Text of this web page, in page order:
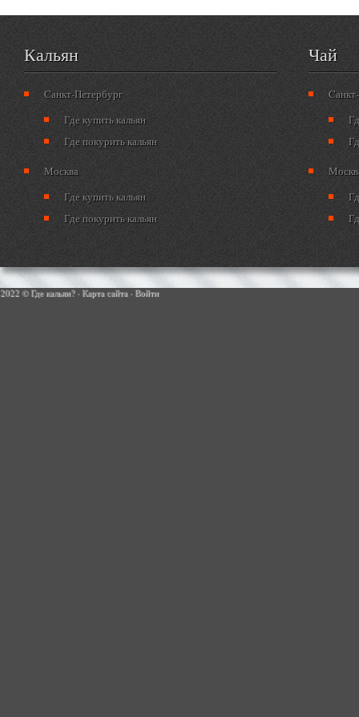
Кальян
Cанкт-Петербург
Где купить кальян
Где покурить кальян
Москва
Где купить кальян
Где покурить кальян
Чай
2022 © Где кальян? · Карта сайта· Войти